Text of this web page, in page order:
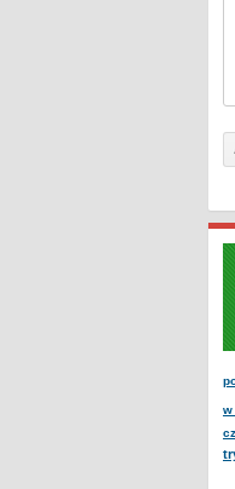
w